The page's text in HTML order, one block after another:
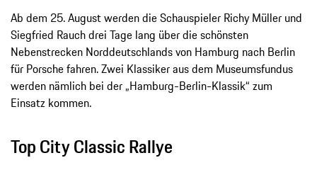
Ab dem 25. August werden die Schauspieler Richy Müller und
Siegfried Rauch drei Tage lang über die schönsten
Nebenstrecken Norddeutschlands von Hamburg nach Berlin
für Porsche fahren. Zwei Klassiker aus dem Museumsfundus
werden nämlich bei der „Hamburg-Berlin-Klassik“ zum
Einsatz kommen.
Top City Classic Rallye